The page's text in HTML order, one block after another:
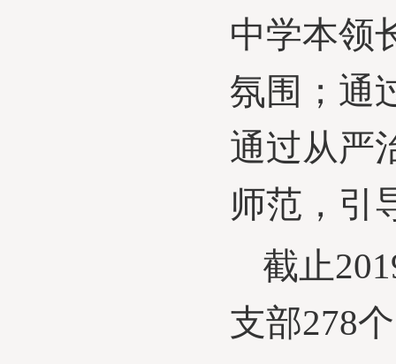
中学本领
氛围；通
通过从严
师范，引
截止
支部278